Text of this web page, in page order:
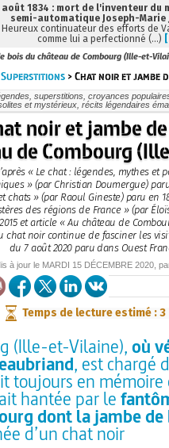
bois du château de Combourg (Ille-et-
Superstitions > Chat noir et jambe
superstitions, croyances
et mystérieux, récits légendaires
noir et jambe
de Combourg
« Le chat : légendes, mythes et
» (par Christian Doumergue)
chats » (par Raoul Gineste) paru en
des régions de France » (par
et article « Au château de
chat noir continue de fasciner les
du 7 août 2020 paru dans Ouest
à jour le MARDI 15 DÉCEMBRE 2020 ,
Temps de lecture estimé : 3
(Ille-et-Vilaine),où
, est chargé
toujours en
hantée par le
dont la jambe de
d’un chat noir
août 1834 : mort de l'inventeur du
semi-automatique Joseph-Marie
Heureux continuateur des efforts de
comme lui a perfectionné (…)